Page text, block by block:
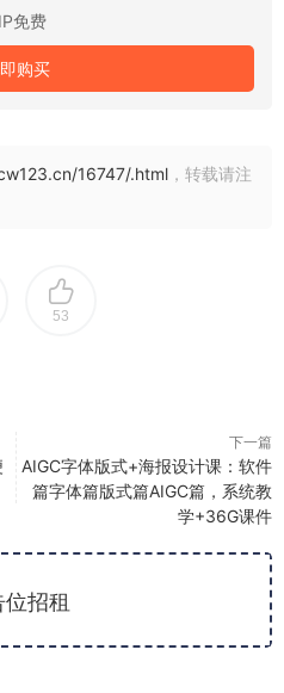
免费
购买
16747/.html ，转载请注
53
下一篇
AIGC字体版式+海报设计课：软件
篇字体篇版式篇AIGC篇，系统教
学+36G课件
位招租